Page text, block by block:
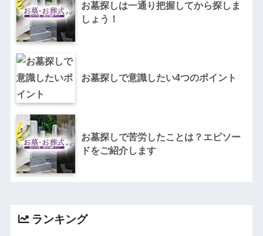
お墓探しは一通り把握してから探しま
しょう！
お墓探しで意識したい4つのポイント
お墓探しで苦労したことは？エピソー
ドをご紹介します
ランキング